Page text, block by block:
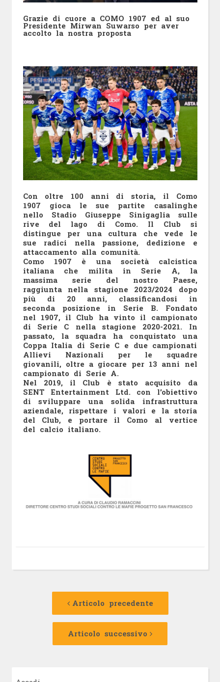
Grazie di cuore a COMO 1907 ed al suo
Presidente Mirwan Suwarso per aver
accolto la nostra proposta
Con oltre 100 anni di storia, il Como
1907 gioca le sue partite casalinghe
nello Stadio Giuseppe Sinigaglia sulle
rive del lago di Como. Il Club si
distingue per una cultura che vede le
sue radici nella passione, dedizione e
attaccamento alla comunità.
Como 1907 è una società calcistica
italiana che milita in Serie A, la
massima serie del nostro Paese,
raggiunta nella stagione 2023/2024 dopo
più di 20 anni, classificandosi in
seconda posizione in Serie B. Fondato
nel 1907, il Club ha vinto il campionato
di Serie C nella stagione 2020-2021. In
passato, la squadra ha conquistato una
Coppa Italia di Serie C e due campionati
Allievi Nazionali per le squadre
giovanili, oltre a giocare per 13 anni nel
campionato di Serie A.
Nel 2019, il Club è stato acquisito da
SENT Entertainment Ltd. con l’obiettivo
di sviluppare una solida infrastruttura
aziendale, rispettare i valori e la storia
del Club, e portare il Como al vertice
del calcio italiano.
Navigazione
Articolo precedente
Articolo
Articolo successivo
Articolo